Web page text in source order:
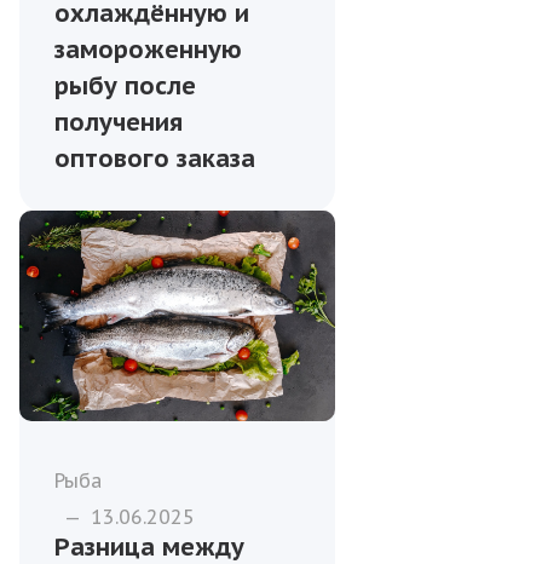
охлаждённую и
замороженную
рыбу после
получения
оптового заказа
Рыба
— 13.06.2025
Разница между